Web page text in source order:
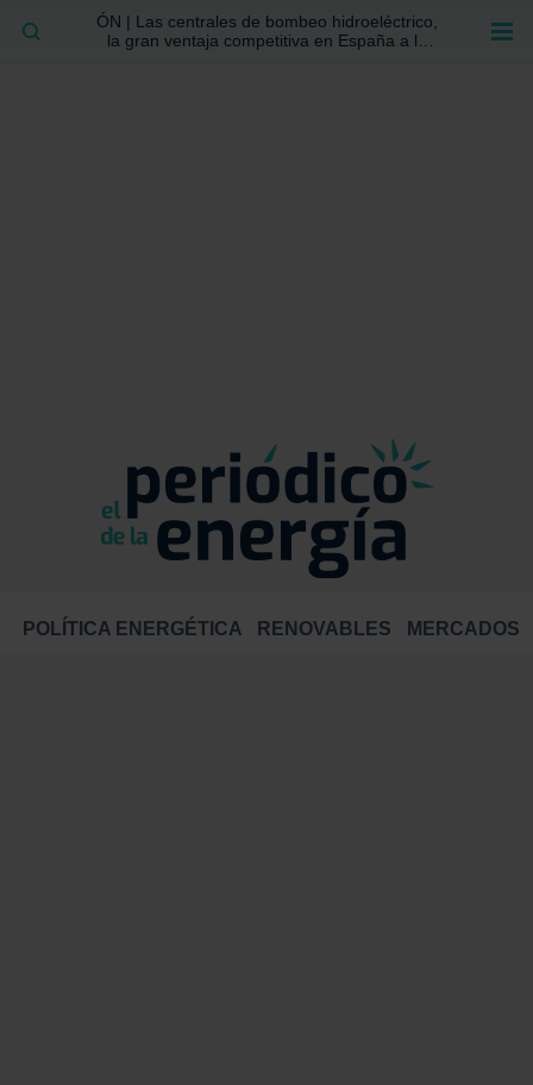
ÓN | Las centrales de bombeo hidroeléctrico,
la gran ventaja competitiva en España a la
POLÍTICA ENERGÉTICA RENOVABLES MERCADOS
BUSCAR